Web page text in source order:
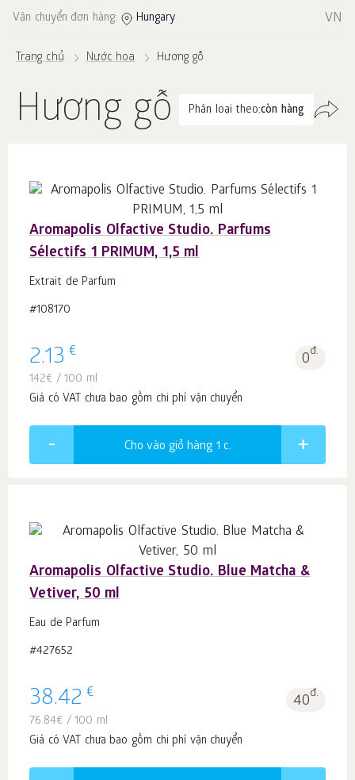
Vận chuyển đơn hàng: Hungary VN
Trang chủ Nước hoa Hương gỗ
Hương gỗ Phân loại theo:còn hàng
Aromapolis Olfactive Studio. Parfums
Sélectifs 1 PRIMUM, 1,5 ml
Extrait de Parfum
#108170
2.13 € 0đ.
142€ / 100 ml
Giá có VAT chưa bao gồm chi phí vận chuyển
Cho vào giỏ hàng 1 c.
Aromapolis Olfactive Studio. Blue Matcha &
Vetiver, 50 ml
Eau de Parfum
#427652
38.42 € 40đ.
76.84€ / 100 ml
Giá có VAT chưa bao gồm chi phí vận chuyển